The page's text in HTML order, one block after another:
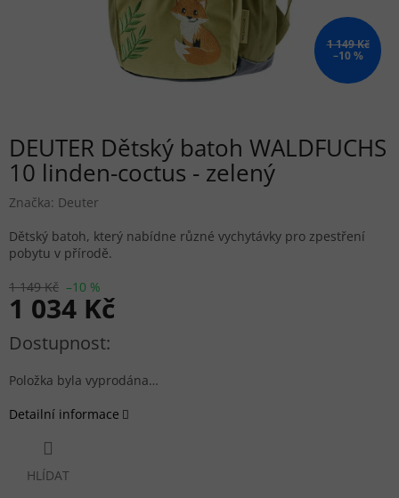
1 149 Kč
–10 %
DEUTER Dětský batoh WALDFUCHS
10 linden-coctus - zelený
Značka: Deuter
1 149 Kč –10 %
1 034 Kč
Měrná cena:
Položka byla vyprodána…
Dětský batoh, který nabídne různé vychytávky pro zpestření
pobytu v přírodě.
Detailní informace
HLÍDAT